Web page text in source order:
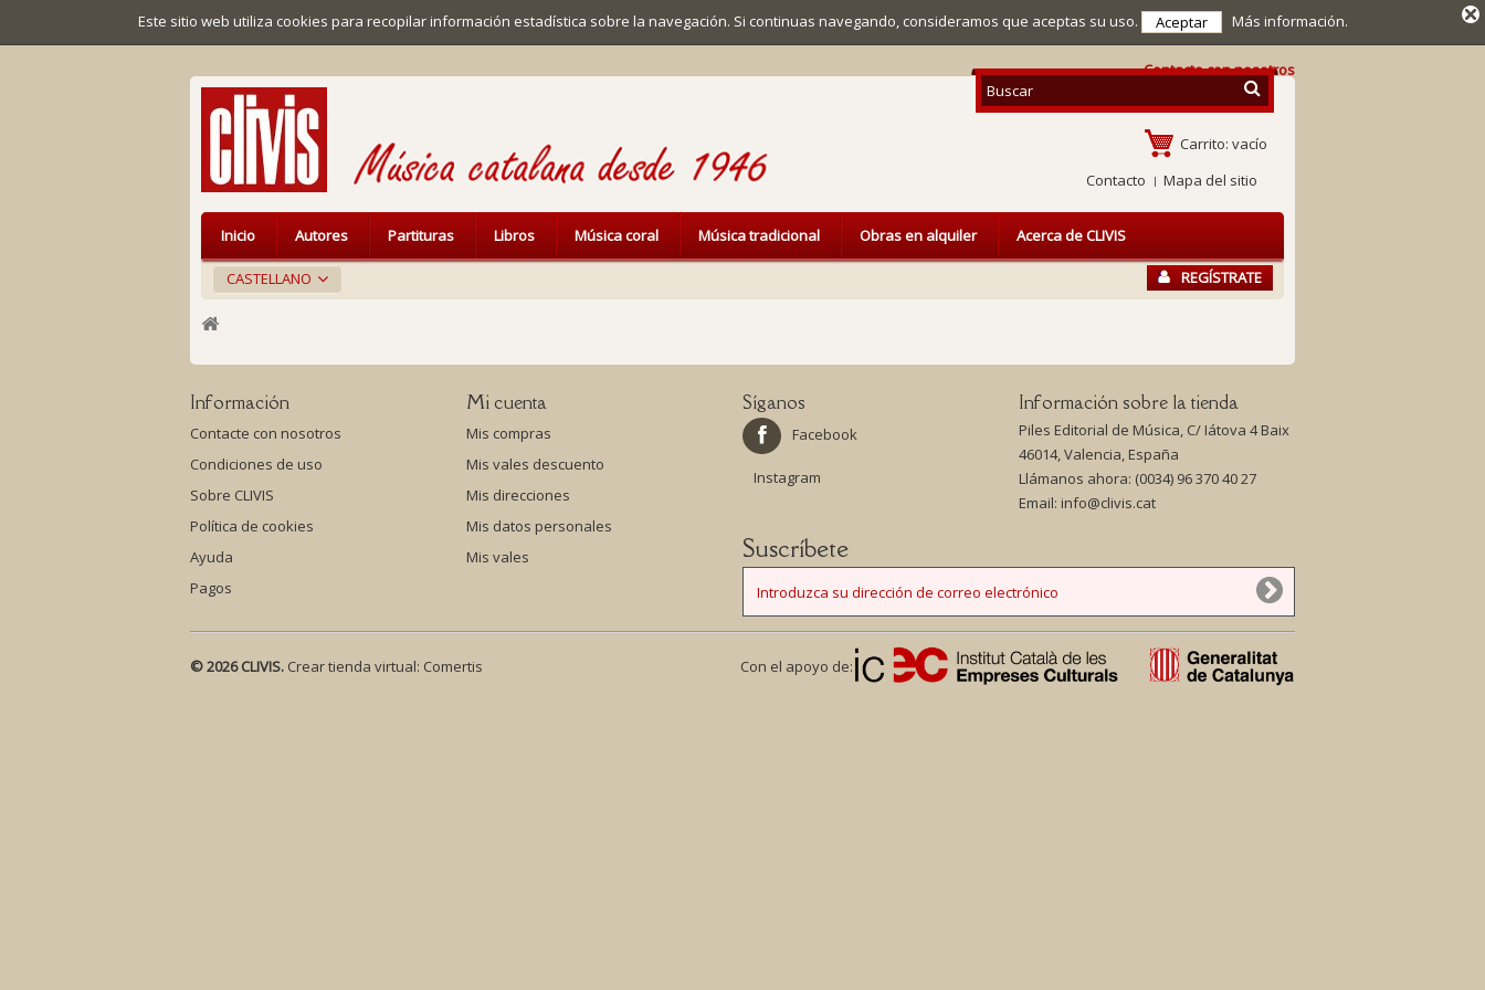
Contacte con nosotros
Carrito: vacío
Contacto
Mapa del sitio
CASTELLANO REGÍSTRATE
Inicio Autores Partituras Libros Música coral Música tradicional Obras en alquiler Acerca de CLIVIS
Información
Contacte con nosotros
Condiciones de uso
Sobre CLIVIS
Política de cookies
Ayuda
Pagos
Mi cuenta
Mis compras
Mis vales descuento
Mis direcciones
Mis datos personales
Mis vales
Síganos
Facebook
Instagram
Información sobre la tienda
Piles Editorial de Música, C/ Iátova 4 Baix
46014, Valencia, España
Llámanos ahora: (0034) 96 370 40 27
Email: info@clivis.cat
Suscríbete
Este sitio web utiliza cookies para recopilar información estadística sobre la navegación. Si continuas navegando, consideramos que aceptas su uso. Aceptar Más información.
© 2026 CLIVIS. Crear tienda virtual: Comertis Con el apoyo de: